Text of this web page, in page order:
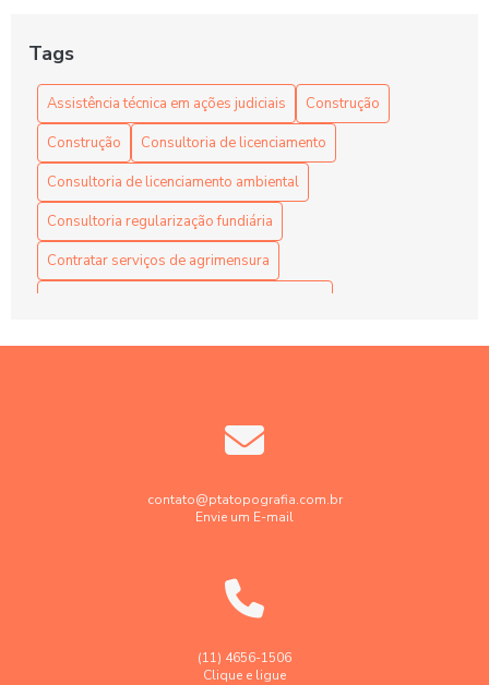
Terrenos de Forma Eficiente
Dicas para Encontrar Preços Competitivos em Levantamento
Topográfico com Qualidade Garantida
Tags
Assistência técnica em ações judiciais
Construção
Construção
Consultoria de licenciamento
Consultoria de licenciamento ambiental
Consultoria regularização fundiária
Contratar serviços de agrimensura
Empresa de georreferenciamento de imóveis rurais
Empresa de georreferenciamento de imóvel urbano
Empresa de topografia e georreferenciamento
Empresa faz levantamento topográfico georreferenciado
Georreferenciamento de imóveis rurais em sp
contato@ptatopografia.com.br
Envie um E-mail
(11) 4656-1506
Clique e ligue